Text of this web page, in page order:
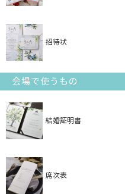
招待状
会場で使うもの
結婚証明書
席次表